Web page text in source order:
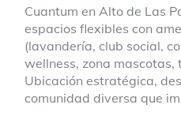
Cuantum en Alto de Las
espacios flexibles con
(lavandería, club social,
wellness, zona mascotas,
Ubicación estratégica,
comunidad diversa que